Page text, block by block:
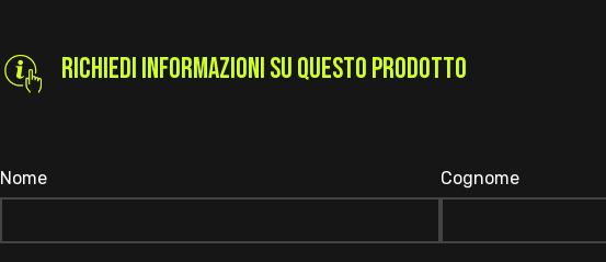
RICHIEDI INFORMAZIONI SU QUESTO PRODOTTO
Nome Cognome